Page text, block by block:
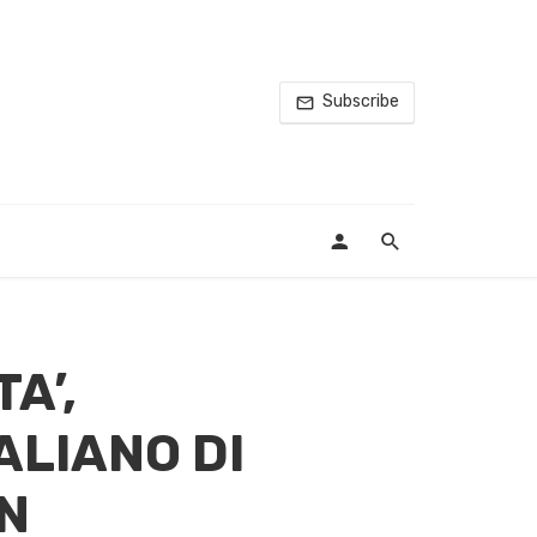
Subscribe
DI